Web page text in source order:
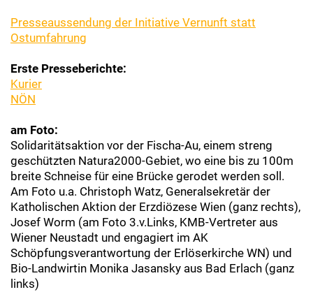
Presseaussendung der Initiative Vernunft statt
Ostumfahrung
Erste Presseberichte:
Kurier
NÖN
am Foto:
Solidaritätsaktion vor der Fischa-Au, einem streng
geschützten Natura2000-Gebiet, wo eine bis zu 100m
breite Schneise für eine Brücke gerodet werden soll.
Am Foto u.a. Christoph Watz, Generalsekretär der
Katholischen Aktion der Erzdiözese Wien (ganz rechts),
Josef Worm (am Foto 3.v.Links, KMB-Vertreter aus
Wiener Neustadt und engagiert im AK
Schöpfungsverantwortung der Erlöserkirche WN) und
Bio-Landwirtin Monika Jasansky aus Bad Erlach (ganz
links)